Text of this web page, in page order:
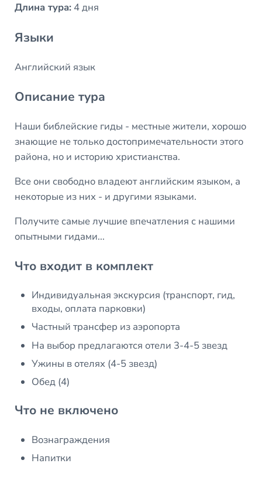
Длина тура:4 дня
Языки
Английский язык
Описание тура
Наши библейские гиды - местные жители, хорошо
знающие не только достопримечательности этого
района, но и историю христианства.
Все они свободно владеют английским языком, а
некоторые из них - и другими языками.
Получите самые лучшие впечатления с нашими
опытными гидами...
Что входит в комплект
Индивидуальная экскурсия (транспорт, гид,
входы, оплата парковки)
Частный трансфер из аэропорта
На выбор предлагаются отели 3-4-5 звезд
Ужины в отелях (4-5 звезд)
Обед (4)
Что не включено
Вознаграждения
Напитки